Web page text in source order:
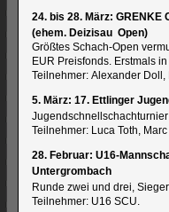
24. bis 28. März: GRENKE
(ehem. Deizisau Open)
Größtes Schach-Open
EUR Preisfonds. Erstmals
Teilnehmer: Alexander
5. März: 17. Ettlinger
Teilnehmer: Luca Toth, Marc
28. Februar: U16-
Untergrombach
Runde zwei und drei,
Teilnehmer: U16 SCU.